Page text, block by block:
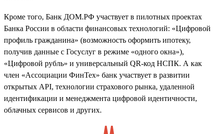
Кроме того, Банк ДОМ.РФ участвует в пилотных проектах
Банка России в области финансовых технологий: «Цифровой
профиль гражданина» (возможность оформить ипотеку,
получив данные с Госуслуг в режиме «одного окна»),
«Цифровой рубль» и универсальный QR-код НСПК. А как
член «Ассоциации ФинТех» банк участвует в развитии
открытых API, технологии страхового рынка, удаленной
идентификации и менеджмента цифровой идентичности,
облачных сервисов и других.